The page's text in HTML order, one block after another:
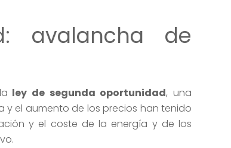
avalancha de
ley de segunda oportunidad, una
y el aumento de los precios han tenido
y el coste de la energía y de los